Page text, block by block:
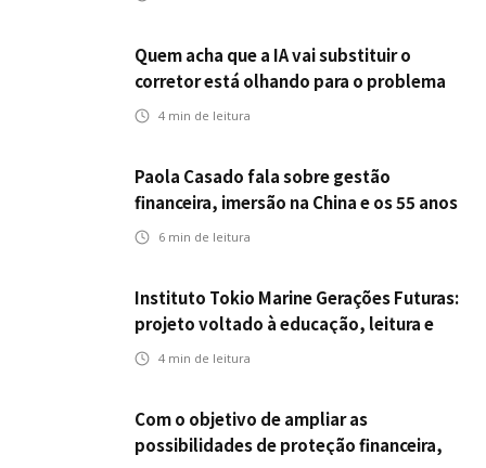
Quem acha que a IA vai substituir o
corretor está olhando para o problema
errado
4 min de leitura
Paola Casado fala sobre gestão
financeira, imersão na China e os 55 anos
da ENS
6 min de leitura
Instituto Tokio Marine Gerações Futuras:
projeto voltado à educação, leitura e
empregabilidade
4 min de leitura
Com o objetivo de ampliar as
possibilidades de proteção financeira,